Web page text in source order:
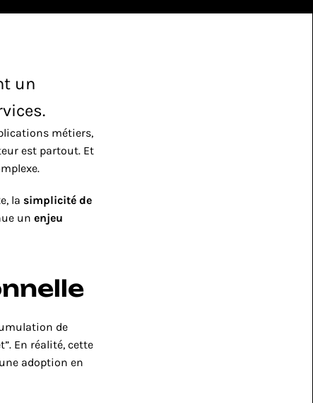
un
métiers,
est partout. Et
la simplicité de
un enjeu
de
En réalité, cette
adoption en